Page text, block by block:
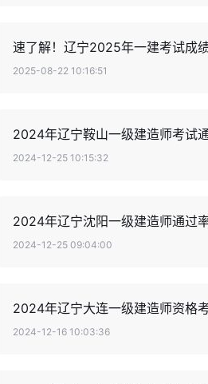
速了解！辽宁2025年一建考试成
2025-08-22 10:16:51
2024年辽宁鞍山一级建造师考试
2024-12-25 10:15:32
2024年辽宁沈阳一级建造师通过
2024-12-25 09:04:00
2024年辽宁大连一级建造师资格
2024-12-16 10:03:36